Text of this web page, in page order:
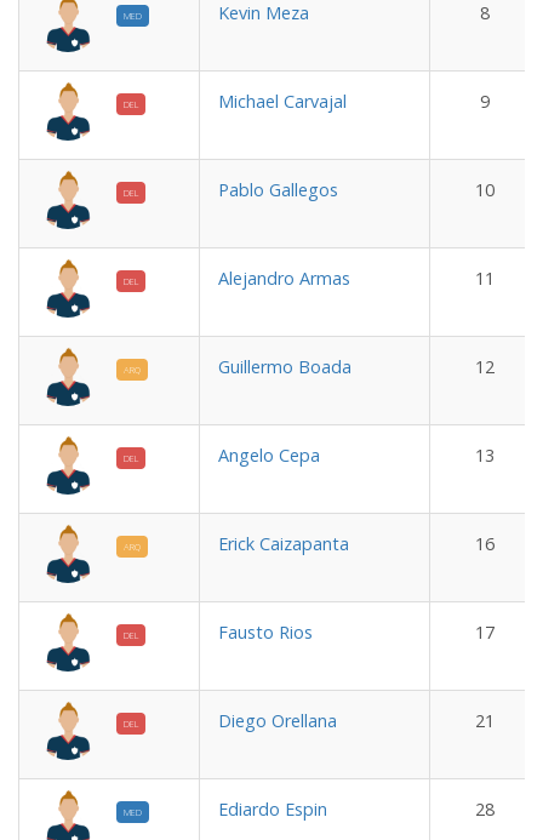
MED Kevin Meza 8
DEL Michael Carvajal 9
DEL Pablo Gallegos 10
DEL Alejandro Armas 11
ARQ Guillermo Boada 12
DEL Angelo Cepa 13
ARQ Erick Caizapanta 16
DEL Fausto Rios 17
DEL Diego Orellana 21
MED Ediardo Espin 28